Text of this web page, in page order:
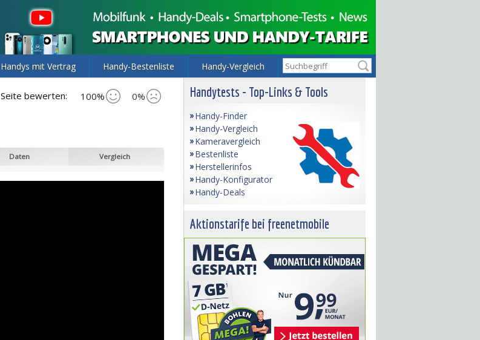
Handys mit Vertrag Handy-Bestenliste Handy-Vergleich
Seite bewerten: 100% 0%
Daten Vergleich
Handytests - Top-Links & Tools
Handy-Finder
Handy-Vergleich
Kameravergleich
Bestenliste
Herstellerinfos
Handy-Konfigurator
Handy-Deals
Aktionstarife bei freenetmobile